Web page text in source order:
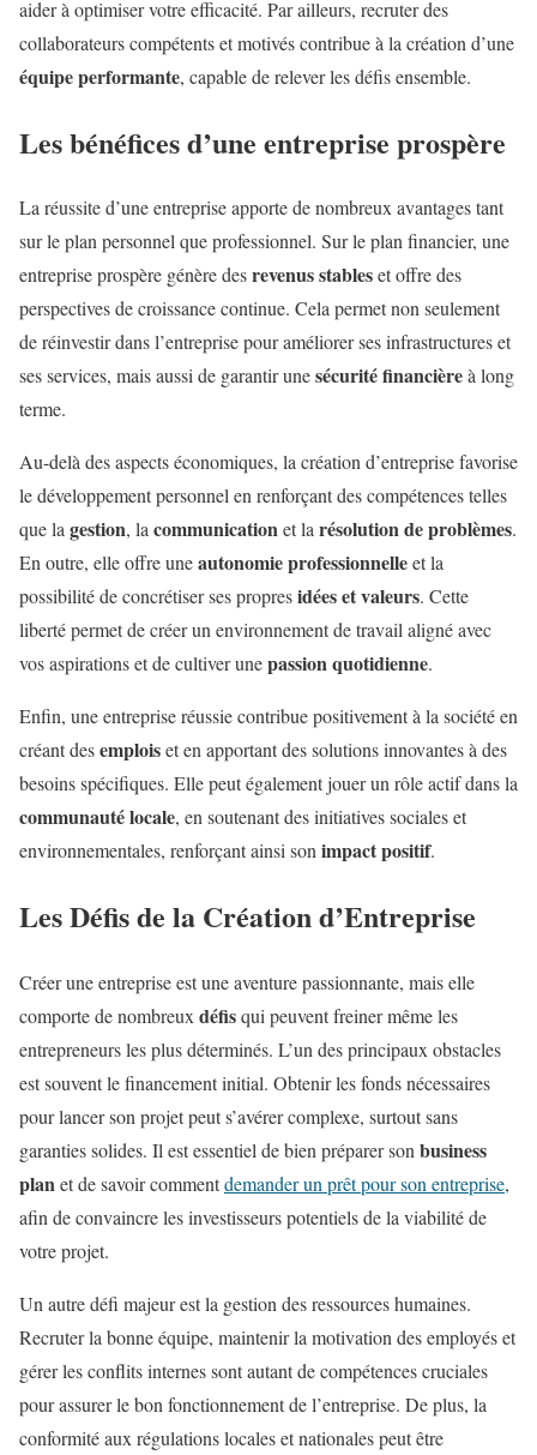
aider à optimiser votre efficacité. Par ailleurs, recruter des
collaborateurs compétents et motivés contribue à la création d’une
équipe performante, capable de relever les défis ensemble.
Les bénéfices d’une entreprise prospère
La réussite d’une entreprise apporte de nombreux avantages tant
sur le plan personnel que professionnel. Sur le plan financier, une
entreprise prospère génère desrevenus stableset offre des
perspectives de croissance continue. Cela permet non seulement
de réinvestir dans l’entreprise pour améliorer ses infrastructures et
ses services, mais aussi de garantir unesécurité financièreà long
terme.
Au-delà des aspects économiques, la création d’entreprise favorise
le développement personnel en renforçant des compétences telles
que lagestion, lacommunicationet larésolution de problèmes.
En outre, elle offre uneautonomie professionnelleet la
possibilité de concrétiser ses propresidées et valeurs. Cette
liberté permet de créer un environnement de travail aligné avec
vos aspirations et de cultiver unepassion quotidienne.
Enfin, une entreprise réussie contribue positivement à la société en
créant desemploiset en apportant des solutions innovantes à des
besoins spécifiques. Elle peut également jouer un rôle actif dans la
communauté locale, en soutenant des initiatives sociales et
environnementales, renforçant ainsi sonimpact positif.
Les Défis de la Création d’Entreprise
Créer une entreprise est une aventure passionnante, mais elle
comporte de nombreuxdéfisqui peuvent freiner même les
entrepreneurs les plus déterminés. L’un des principaux obstacles
est souvent le financement initial. Obtenir les fonds nécessaires
pour lancer son projet peut s’avérer complexe, surtout sans
garanties solides. Il est essentiel de bien préparer sonbusiness
planet de savoir commentdemander un prêt pour son entreprise,
afin de convaincre les investisseurs potentiels de la viabilité de
votre projet.
Un autre défi majeur est la gestion des ressources humaines.
Recruter la bonne équipe, maintenir la motivation des employés et
gérer les conflits internes sont autant de compétences cruciales
pour assurer le bon fonctionnement de l’entreprise. De plus, la
conformité aux régulations locales et nationales peut être